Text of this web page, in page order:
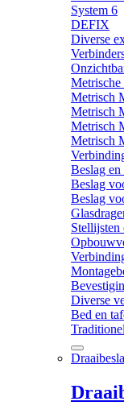
System 6
DEFIX
Diverse
Metrische
Metrisch
Metrisch
Metrisch
Metrisch
Beslag en
Beslag
Beslag
Stellijsten
Diverse
Bed en